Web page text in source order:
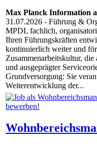
Max Planck Information
31.07.2026 - Führung &
MPDL fachlich,
Ihren Führungskräften
kontinuierlich weiter und
Zusammenarbeitskultur,
und ausgeprägter
Grundversorgung: Sie
Weiterentwicklung der...